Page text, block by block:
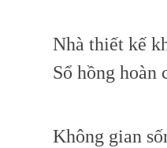
Nhà thiết kế
Sổ hồng hoàn
Không gian